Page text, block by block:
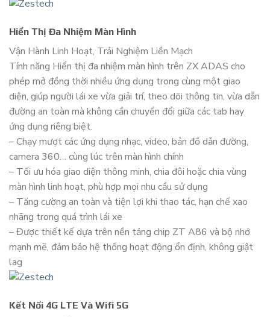
Hiển Thị Đa Nhiệm Màn Hình
Vận Hành Linh Hoạt, Trải Nghiệm Liền Mạch
Tính năng Hiển thị đa nhiệm màn hình trên ZX ADAS cho
phép mở đồng thời nhiều ứng dụng trong cùng một giao
diện, giúp người lái xe vừa giải trí, theo dõi thông tin, vừa dẫn
đường an toàn mà không cần chuyển đổi giữa các tab hay
ứng dụng riêng biệt.
– Chạy mượt các ứng dụng nhạc, video, bản đồ dẫn đường,
camera 360… cùng lúc trên màn hình chính
– Tối ưu hóa giao diện thông minh, chia đôi hoặc chia vùng
màn hình linh hoạt, phù hợp mọi nhu cầu sử dụng
– Tăng cường an toàn và tiện lợi khi thao tác, hạn chế xao
nhãng trong quá trình lái xe
– Được thiết kế dựa trên nền tảng chip ZT A86 và bộ nhớ
mạnh mẽ, đảm bảo hệ thống hoạt động ổn định, không giật
lag
Kết Nối 4G LTE Và Wifi 5G